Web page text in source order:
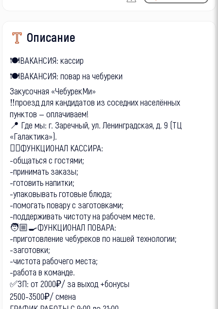
Описание
🍽ВАКАНСИЯ: кассир
🍽ВАКАНСИЯ: повар на чебуреки
Закусочная «ЧебурекМи»
‼️проезд для кандидатов из соседних населённых
пунктов — оплачиваем!
📍 Где мы: г. Заречный, ул. Ленинградская, д. 9 (ТЦ
«Галактика»).
🙂‍↔️ФУНКЦИОНАЛ КАССИРА:
-общаться с гостями;
-принимать заказы;
-готовить напитки;
-упаковывать готовые блюда;
-помогать повару с заготовками;
-поддерживать чистоту на рабочем месте.
🧑🏼‍🍳ФУНКЦИОНАЛ ПОВАРА:
-приготовление чебуреков по нашей технологии;
-заготовки;
-чистота рабочего места;
-работа в команде.
✅ЗП: от 2000₽/ за выход +бонусы
2500-3500₽/ смена